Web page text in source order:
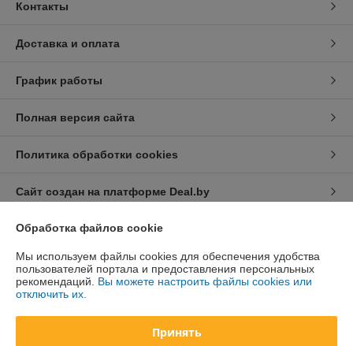
Контакты
Доставка и оплата
График работы
Полная версия сайта
Политика обработки cookies
Сайт создан на платформе Deal.by
Юридическое лицо:Общество с ограниченной ответственностью
«Дюкон плюс»
220084, г. Минск, ул. Стариновская, 14А, каб. 3
Регистрационный номер ЕГР: 193677992
Обработка файлов cookie
Мы используем файлы cookies для обеспечения удобства
пользователей портала и предоставления персональных
рекомендаций. Вы можете настроить файлы cookies или
отключить их.
Принять